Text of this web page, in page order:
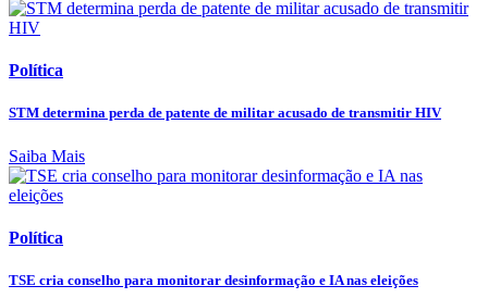
Política
STM determina perda de patente de militar acusado de transmitir HIV
Saiba Mais
Política
TSE cria conselho para monitorar desinformação e IA nas eleições